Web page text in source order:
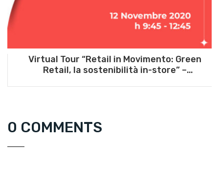
Virtual Tour “Retail in Movimento: Green
Retail, la sostenibilità in-store” –
0 COMMENTS